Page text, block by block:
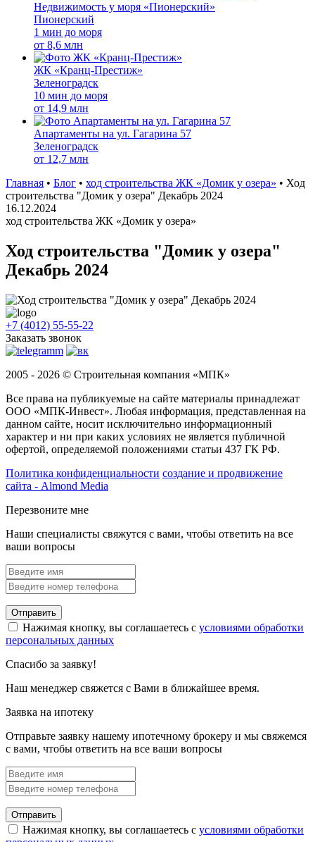
Недвижимость у моря «Пионерский»
Пионерский
1 мин до моря
от 8,6 млн
ЖК «Кранц-Престиж»
Зеленоградск
10 мин до моря
от 14,9 млн
Апартаменты на ул. Гагарина 57
Зеленоградск
от 12,7 млн
Главная • Блог • ход строительства ЖК «Домик у озера» • Ход
строительства "Домик у озера" Декабрь 2024
16.12.2024
ход строительства ЖК «Домик у озера»
Ход строительства "Домик у озера"
Декабрь 2024
+7 (4012) 55-55-22
Заказать звонок
2005 - 2026 © Строительная компания «МПК»
Все права на публикуемые на сайте материалы принадлежат
ООО «МПК-Инвест». Любая информация, представленная на
данном сайте, носит исключительно информационный
характер и ни при каких условиях не является публичной
офертой, определяемой положениями статьи 437 ГК РФ.
Политика конфиденциальности создание и продвижение
сайта - Almond Media
Перезвоните мне
Наши специалисты свяжутся с вами, чтобы ответить на все
ваши вопросы
Отправить
Нажимая кнопку, вы соглашаетесь с условиями обработки
персональных данных
Спасибо за заявку!
Наш менеджер свяжется с Вами в ближайшее время.
Заявка на ипотеку
Отправьте заявку нашему ипотечному брокеру и мы свяжемся
с вами, чтобы ответить на все ваши вопросы
Отправить
Нажимая кнопку, вы соглашаетесь с условиями обработки